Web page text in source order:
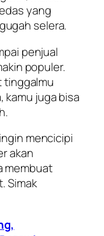
yang
selera.
penjual
populer.
tinggalmu
kamu juga bisa
mencicipi
akan
membuat
Simak